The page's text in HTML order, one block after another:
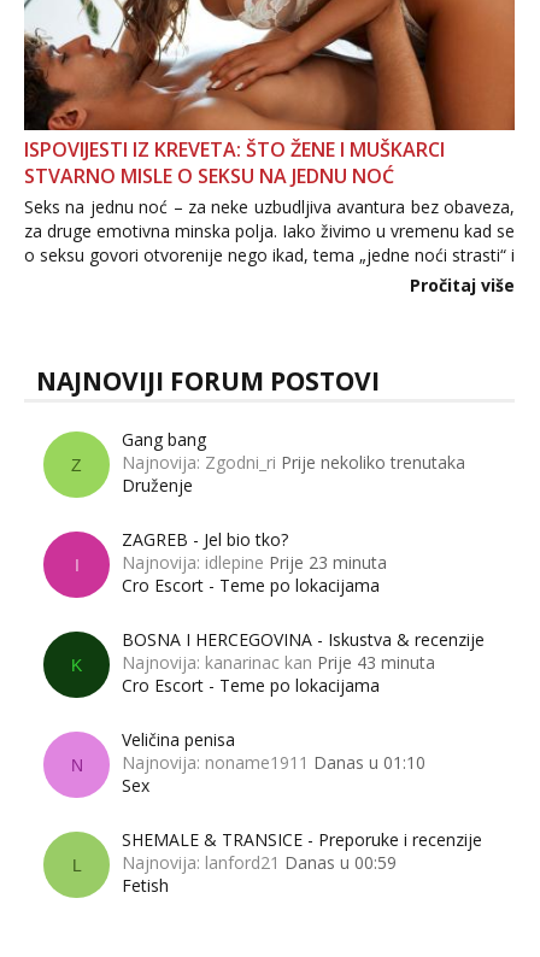
ISPOVIJESTI IZ KREVETA: ŠTO ŽENE I MUŠKARCI
STVARNO MISLE O SEKSU NA JEDNU NOĆ
Seks na jednu noć – za neke uzbudljiva avantura bez obaveza,
za druge emotivna minska polja. Iako živimo u vremenu kad se
o seksu govori otvorenije nego ikad, tema „jedne noći strasti“ i
dalje izaziva burne rasprave. Što zapravo misle žene, a što
Pročitaj više
NAJNOVIJI FORUM POSTOVI
Z
Gang bang
Najnovija: Zgodni_ri Prije nekoliko trenutaka
Druženje
I
ZAGREB - Jel bio tko?
Najnovija: idlepine Prije 23 minuta
Cro Escort - Teme po lokacijama
K
BOSNA I HERCEGOVINA - Iskustva & recenzije
Najnovija: kanarinac kan Prije 43 minuta
Cro Escort - Teme po lokacijama
N
Veličina penisa
Najnovija: noname1911 Danas u 01:10
Sex
L
SHEMALE & TRANSICE - Preporuke i recenzije
Najnovija: lanford21 Danas u 00:59
Fetish